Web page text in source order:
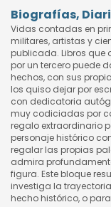
Biografías,
Vidas contadas en
militares, artistas y
publicada. Libros que
por un tercero puede
hechos, con sus
los quiso dejar por
con dedicatoria
muy codiciadas por
regalo extraordinario
personaje histórico
regalar las propias
admira
figura. Este bloque
investiga la
hecho histórico, o